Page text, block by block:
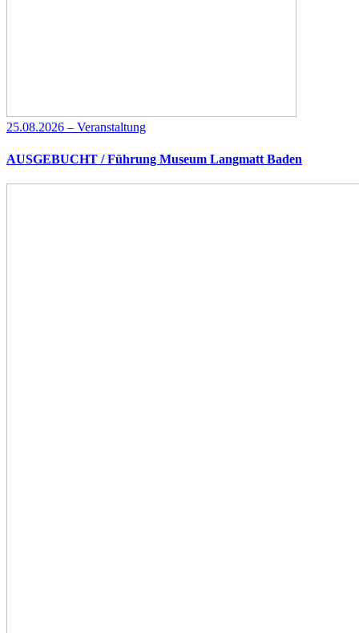
25.08.2026 – Veranstaltung
AUSGEBUCHT / Führung Museum Langmatt Baden